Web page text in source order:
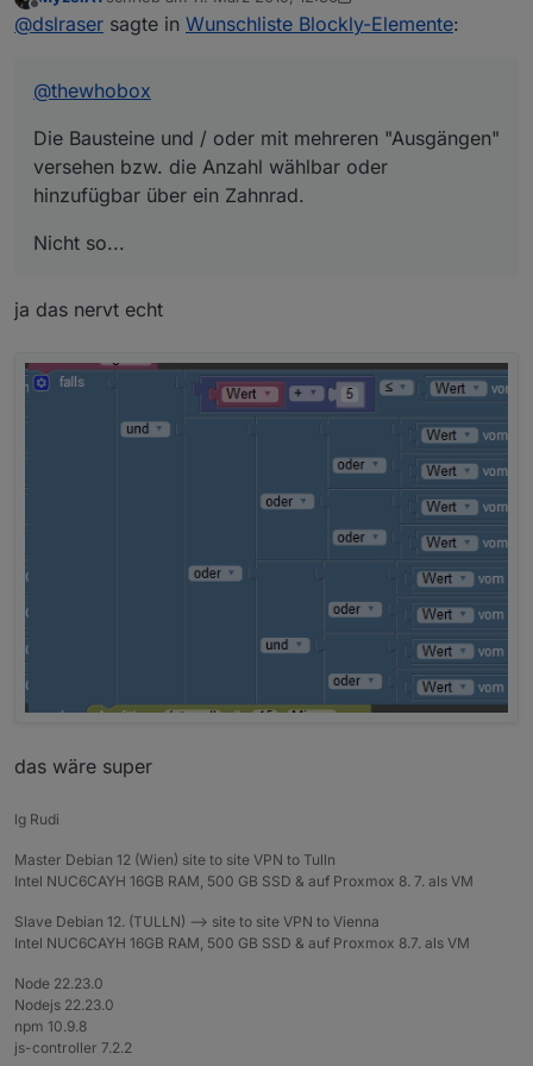
versehen bzw. die Anzahl wählbar oder hinzufügbar
Offline zuletzt editiert von MyzerAT3. Nov. 2019, 13:39
@dslraser sagte in Wunschliste Blockly-Elemente:
@thewhobox
Die Bausteine und / oder mit mehreren "Ausgängen"
versehen bzw. die Anzahl wählbar oder
hinzufügbar über ein Zahnrad.
Nicht so...
ja das nervt echt
das wäre super
lg Rudi
Master Debian 12 (Wien) site to site VPN to Tulln
Intel NUC6CAYH 16GB RAM, 500 GB SSD & auf Proxmox 8. 7. als VM
Slave Debian 12. (TULLN) --> site to site VPN to Vienna
Intel NUC6CAYH 16GB RAM, 500 GB SSD & auf Proxmox 8.7. als VM
Node 22.23.0
Nodejs 22.23.0
npm 10.9.8
js-controller 7.2.2